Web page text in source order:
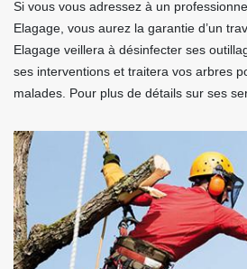
Si vous vous adressez à un
Elagage, vous aurez la garantie d’un
Elagage veillera à désinfecter ses
ses interventions et traitera vos arbres
malades. Pour plus de détails sur ses